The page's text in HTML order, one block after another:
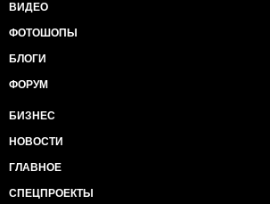
ВИДЕО
ФОТОШОПЫ
БЛОГИ
ФОРУМ
БИЗНЕС
НОВОСТИ
ГЛАВНОЕ
СПЕЦПРОЕКТЫ